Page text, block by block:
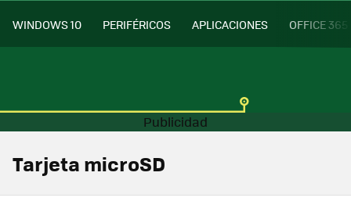
WINDOWS 10 PERIFÉRICOS APLICACIONES OFFICE 365
Tarjeta microSD